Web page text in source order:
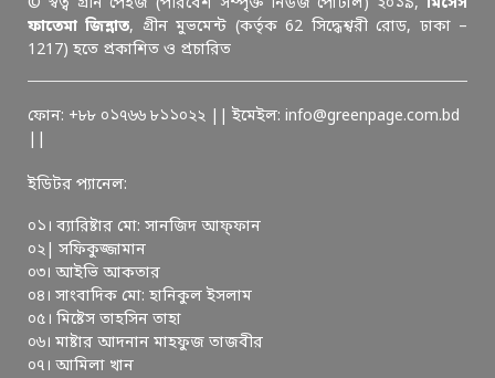
ফাতেমা জিন্নাত, গ্রীন মুভমেন্ট (কর্তৃক 62 সিদ্ধেশ্বরী রোড, ঢাকা –
1217) হতে প্রকাশিত ও প্রচারিত
ফোন: +৮৮ ০১৭৬৬ ৮১১০২২ || ইমেইল: info@greenpage.com.bd
ইডিটর প্যানেল:
০১। ব্যারিষ্টার মো: সানজিদ আফ্ফান
০২| সফিকুজ্জামান
০৩। আইভি আকতার
০৪। সাংবাদিক মো: হানিকুল ইসলাম
০৫। মিষ্টেস তাহসিন তাহা
০৬। মাষ্টার আদনান মাহফুজ তাজবীর
০৭। আমিলা খান